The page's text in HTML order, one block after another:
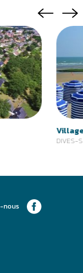
Vacances
nous